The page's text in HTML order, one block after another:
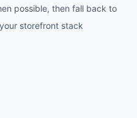
possible, then fall back to
storefront stack